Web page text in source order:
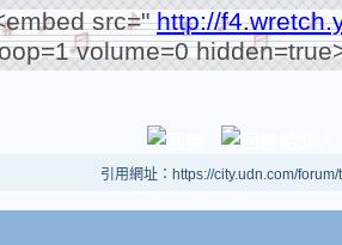
src="http://
volume=0
引用網址：https://city.udn.com/